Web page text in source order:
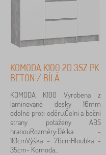
lamino / MDF deska
7
MDF
5
masiv
masiv / lamino
2
KOMODA K100 2D 3SZ PK
BETON / BÍLÁ
KOMODA K100 Vyrobena z
laminované desky 16mm
odolné proti oděru.Čelní a boční
strany potaženy ABS
hranouRozměry:Délka -
101cmVýška - 76cmHloubka -
35cm- Komoda...